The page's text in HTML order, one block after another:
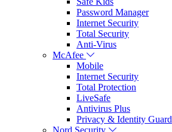
Password Manager
Internet Security
Total Security
Anti-Virus
McAfee
Mobile
Internet Security
Total Protection
LiveSafe
Antivirus Plus
Privacy & Identity Guard